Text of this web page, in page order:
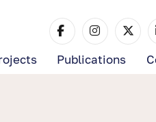
Publications